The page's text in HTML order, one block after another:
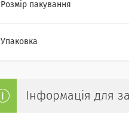
Розмір пакування
Упаковка
Інформація для